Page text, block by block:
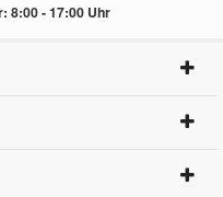
8:00 - 17:00 Uhr